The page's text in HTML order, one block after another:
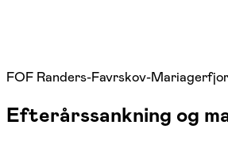
FOF Randers-Favrskov-
Efterårssankning og